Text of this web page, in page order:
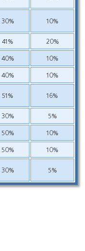
30% 10%
41%
20%
40%
10%
40% 10%
51% 16%
30%
5%
50%
10%
50% 10%
30% 5%